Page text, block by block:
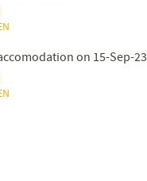
on 15-Sep-